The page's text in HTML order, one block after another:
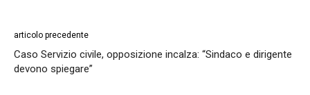
articolo precedente
Caso Servizio civile, opposizione incalza: “Sindaco e dirigente
devono spiegare”